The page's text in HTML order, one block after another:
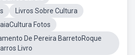
Livros Sobre Cultura
Fotos
De Pereira BarretoRoque
Livro